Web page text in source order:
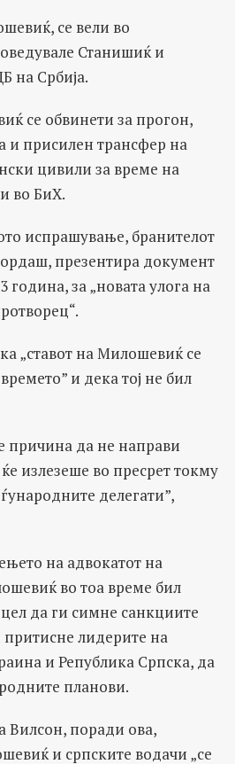
се вели во
Станишиќ и
на Србија.
се обвинети за прогон,
и присилен трансфер на
цивили за време на
во БиХ.
испрашување, бранителот
презентира документ
за „новата улога на
„ставот на Милошевиќ се
и дека тој не бил
причина да не направи
излезеше во пресрет токму
делегати”,
на адвокатот на
во тоа време бил
да ги симне санкциите
притисне лидерите на
и Република Српска, да
планови.
Вилсон, поради ова,
и српските водачи „се